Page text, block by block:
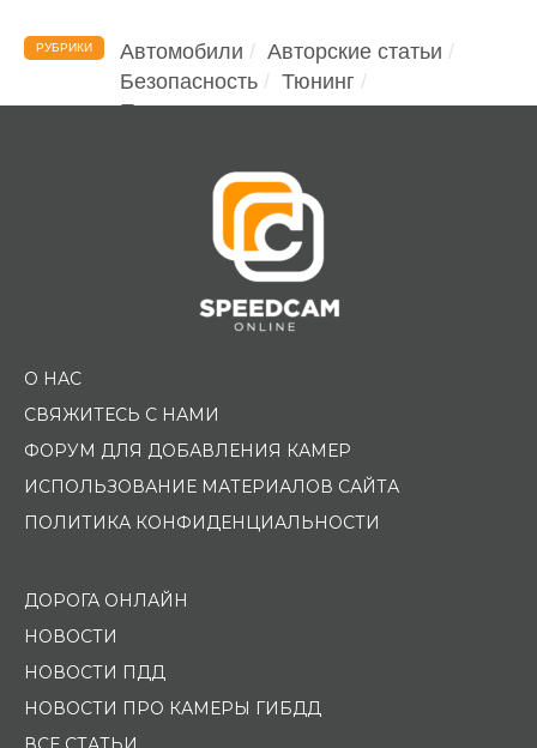
РУБРИКИ Автомобили
Авторские статьи
Безопасность
Тюнинг
Помощь водителю
О НАС
СВЯЖИТЕСЬ С НАМИ
ФОРУМ ДЛЯ ДОБАВЛЕНИЯ КАМЕР
ИСПОЛЬЗОВАНИЕ МАТЕРИАЛОВ САЙТА
ПОЛИТИКА КОНФИДЕНЦИАЛЬНОСТИ
ДОРОГА ОНЛАЙН
НОВОСТИ
НОВОСТИ ПДД
НОВОСТИ ПРО КАМЕРЫ ГИБДД